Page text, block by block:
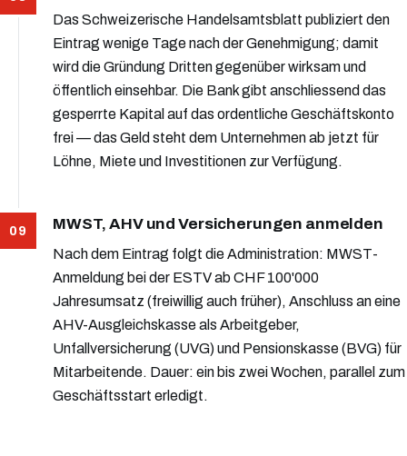
Das Schweizerische Handelsamtsblatt publiziert den
Eintrag wenige Tage nach der Genehmigung; damit
wird die Gründung Dritten gegenüber wirksam und
öffentlich einsehbar. Die Bank gibt anschliessend das
gesperrte Kapital auf das ordentliche Geschäftskonto
frei — das Geld steht dem Unternehmen ab jetzt für
Löhne, Miete und Investitionen zur Verfügung.
MWST, AHV und Versicherungen anmelden
Nach dem Eintrag folgt die Administration: MWST-
Anmeldung bei der ESTV ab CHF 100'000
Jahresumsatz (freiwillig auch früher), Anschluss an eine
AHV-Ausgleichskasse als Arbeitgeber,
Unfallversicherung (UVG) und Pensionskasse (BVG) für
Mitarbeitende. Dauer: ein bis zwei Wochen, parallel zum
Geschäftsstart erledigt.